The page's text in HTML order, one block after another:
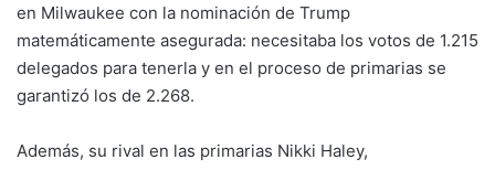
en Milwaukee con la nominación de Trump
matemáticamente asegurada: necesitaba los votos de 1.215
delegados para tenerla y en el proceso de primarias se
garantizó los de 2.268.
Además, su rival en las primarias Nikki Haley,